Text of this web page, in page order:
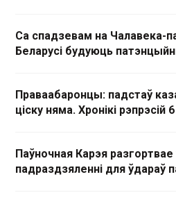
Са спадзевам на Чалавека-
Беларусі будуюць
Праваабаронцы: падстаў
ціску няма. Хронікі рэпрэсій
Паўночная Карэя
падраздзяленні для ўдараў